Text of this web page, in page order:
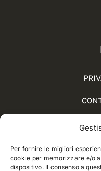
Per fornire le migliori
cookie per memorizzare e/o
dispositivo. Il consenso a
SOCIAL